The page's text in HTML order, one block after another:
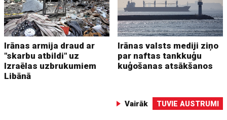
Irānas armija draud ar
"skarbu atbildi" uz
Izraēlas uzbrukumiem
Libānā
Irānas valsts mediji ziņo
par naftas tankkuģu
kuģošanas atsākšanos
Vairāk TUVIE AUSTRUMI